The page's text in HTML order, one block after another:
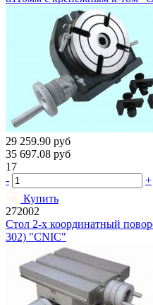
29 259.90 руб
35 697.08 руб
17
-
+
Купить
272002
Стол 2-х координатный
302) "CNIC"